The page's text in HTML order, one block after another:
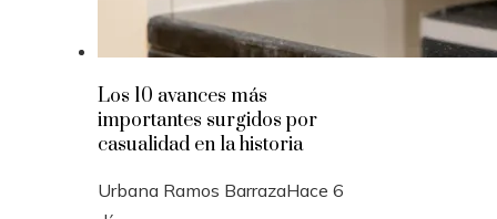
Los 10 avances más
importantes surgidos por
casualidad en la historia
Urbana Ramos BarrazaHace 6